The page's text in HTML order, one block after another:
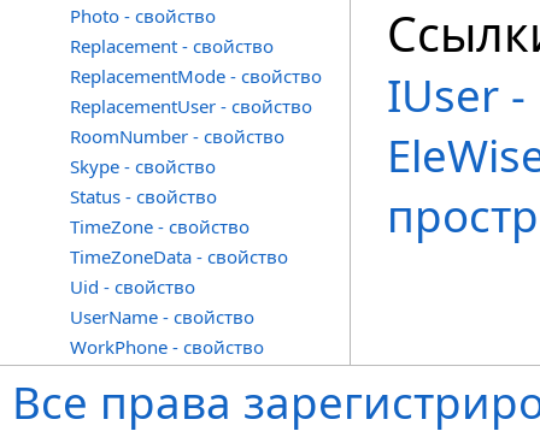
Photo - свойство
Replacement - свойство
ReplacementMode - свойство
ReplacementUser - свойство
RoomNumber - свойство
Skype - свойство
Status - свойство
TimeZone - свойство
TimeZoneData - свойство
Uid - свойство
UserName - свойство
WorkPhone - свойство
IUser
Все права